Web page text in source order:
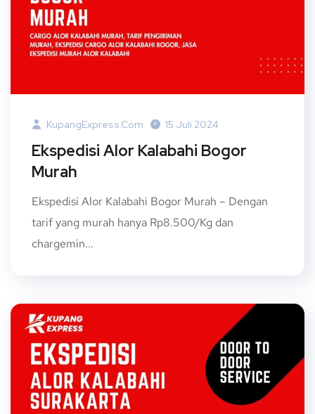
KupangExpress.com 15 Juli 2024
Ekspedisi Alor Kalabahi Bogor
Murah
Ekspedisi Alor Kalabahi Bogor Murah – Dengan
tarif yang murah hanya Rp8.500/Kg dan
chargemin...